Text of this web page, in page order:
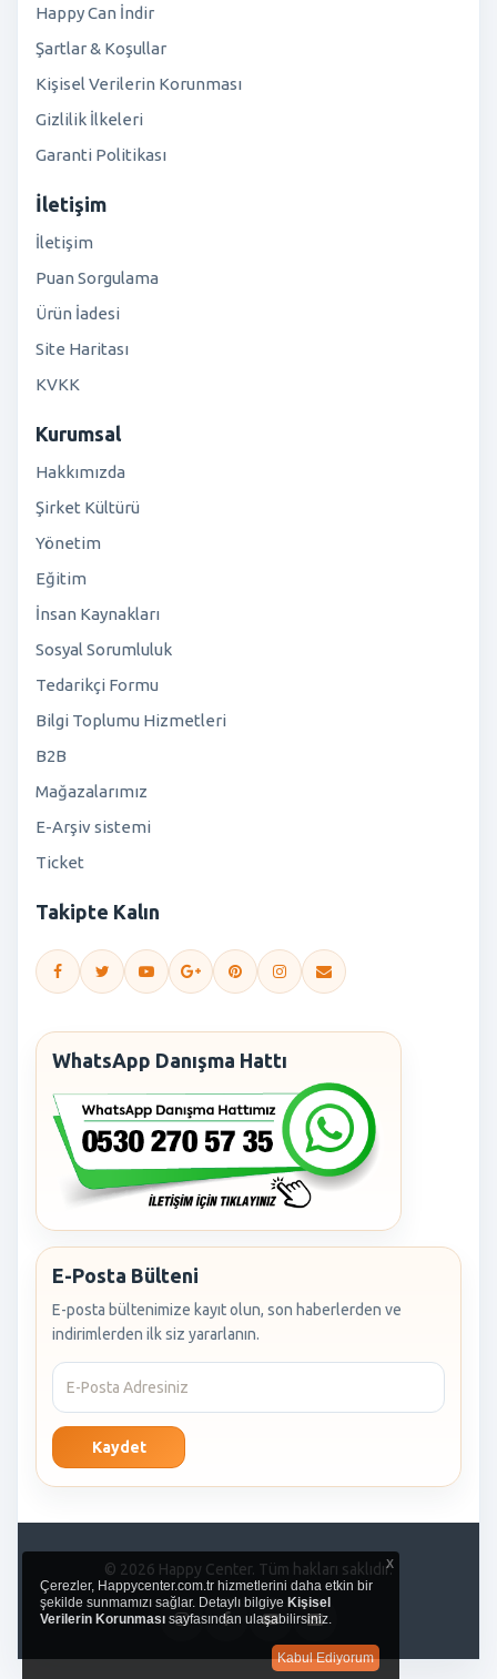
Happy Can İndir
Şartlar & Koşullar
Kişisel Verilerin Korunması
Gizlilik İlkeleri
Garanti Politikası
İletişim
İletişim
Puan Sorgulama
Ürün İadesi
Site Haritası
KVKK
Kurumsal
Hakkımızda
Şirket Kültürü
Yönetim
Eğitim
İnsan Kaynakları
Sosyal Sorumluluk
Tedarikçi Formu
Bilgi Toplumu Hizmetleri
B2B
Mağazalarımız
E-Arşiv sistemi
Ticket
Takipte Kalın
WhatsApp Danışma Hattı
E-Posta Bülteni
E-posta bültenimize kayıt olun, son haberlerden ve
indirimlerden ilk siz yararlanın.
Kaydet
© 2026 Happy Center. Tüm hakları saklıdır.
x
Çerezler, Happycenter.com.tr hizmetlerini daha etkin bir
şekilde sunmamızı sağlar. Detaylı bilgiye Kişisel
Verilerin Korunması sayfasından ulaşabilirsiniz.
Kabul Ediyorum